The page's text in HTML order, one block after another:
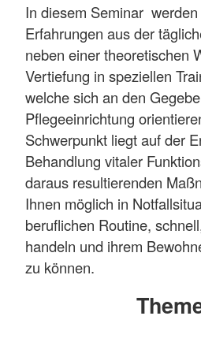
In diesem Seminar
Erfahrungen aus der
neben einer theoretischen
Vertiefung in speziellen
welche sich an den
Pflegeeinrichtung
Schwerpunkt liegt auf der
Behandlung vitaler
daraus resultierenden
Ihnen möglich in
beruflichen Routine,
handeln und ihrem
zu können.